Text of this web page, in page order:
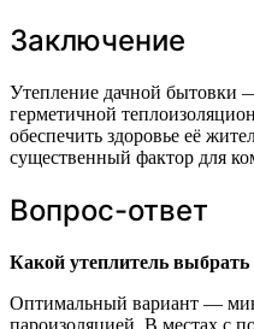
Заключение
Утепление дачной бытовки
герметичной
обеспечить здоровье её
существенный фактор для
Вопрос-ответ
Какой утеплитель
Оптимальный вариант —